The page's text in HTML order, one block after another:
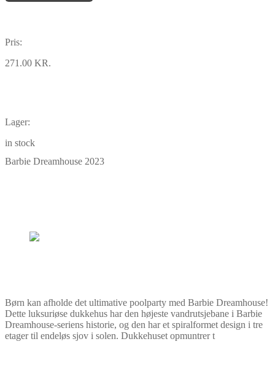
Pris:
271.00 KR.
Lager:
in stock
Barbie Dreamhouse 2023
Børn kan afholde det ultimative poolparty med Barbie Dreamhouse!
Dette luksuriøse dukkehus har den højeste vandrutsjebane i Barbie
Dreamhouse-seriens historie, og den har et spiralformet design i tre
etager til endeløs sjov i solen. Dukkehuset opmuntrer t